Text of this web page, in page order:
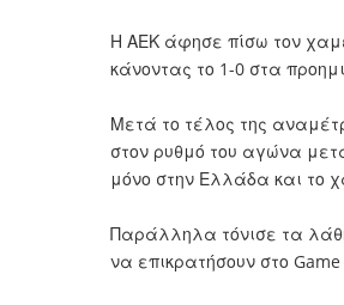
Η ΑΕΚ άφησε πίσω τον
κάνοντας το 1-0 στα
Μετά το τέλος της
στον ρυθμό του αγώνα
μόνο στην Ελλάδα και το
Παράλληλα τόνισε τα
να επικρατήσουν στο Game